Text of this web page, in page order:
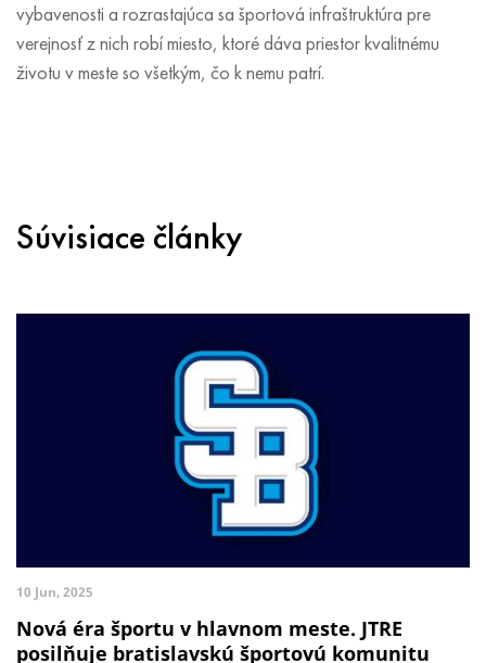
vybavenosti a rozrastajúca sa športová infraštruktúra pre
verejnosť z nich robí miesto, ktoré dáva priestor kvalitnému
životu v meste so všetkým, čo k nemu patrí.
Súvisiace články
10 Jun, 2025
Nová éra športu v hlavnom meste. JTRE
posilňuje bratislavskú športovú komunitu